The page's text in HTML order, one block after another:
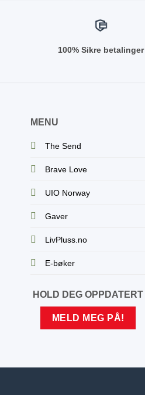
100% Sikre betalinger
MENU
The Send
Brave Love
UIO Norway
Gaver
LivPluss.no
E-bøker
HOLD DEG OPPDATERT
MELD MEG PÅ!